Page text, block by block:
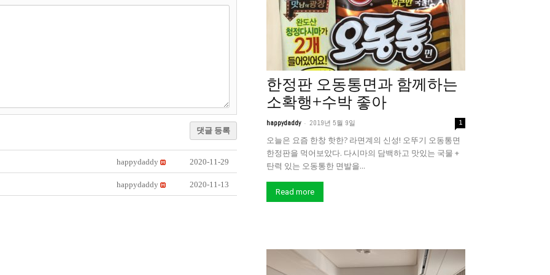
댓글 등록
happydaddy 2020-11-29
happydaddy 2020-11-13
한정판 오동통면과 함께하는
소확행+수박 좋아
happydaddy - 2019년 5월 9일 1
오늘은 요즘 한창 핫한? 라면계의 신성! 오뚜기 오동통면
한정판을 먹어보았다. 다시마의 담백하고 맛있는 국물 +
탄력 있는 오동통한 면발을...
Read more